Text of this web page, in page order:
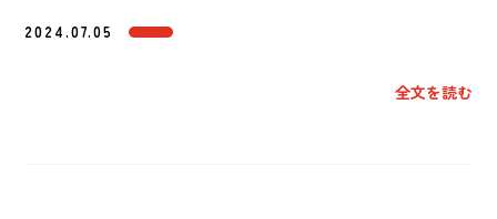
2024.07.05
全文を読む